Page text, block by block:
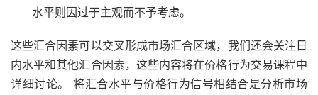
水平则因过于主观而不予考虑。
这些汇合因素可以交叉形成市场汇合区域，我们还会关注日
内水平和其他汇合因素，这些内容将在价格行为交易课程中
详细讨论。 将汇合水平与价格行为信号相结合是分析市场